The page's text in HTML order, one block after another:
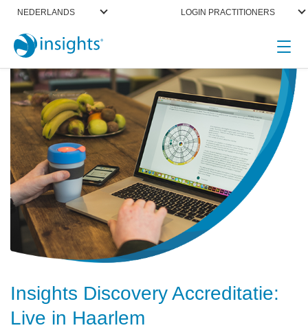
NEDERLANDS LOGIN PRACTITIONERS
Insights Discovery Accreditatie:
Live in Haarlem